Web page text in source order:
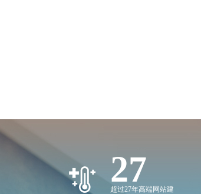
27
超过27年高端网站建